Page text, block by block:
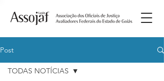
Post
TODAS NOTÍCIAS